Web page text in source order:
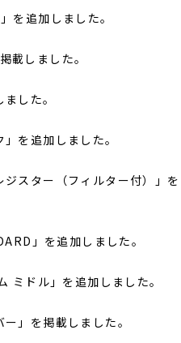
を追加しました。
載しました。
した。
を追加しました。
スター（フィルター付）」を
」を追加しました。
ミドル」を追加しました。
」を掲載しました。